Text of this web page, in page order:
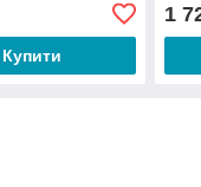
Купити
1